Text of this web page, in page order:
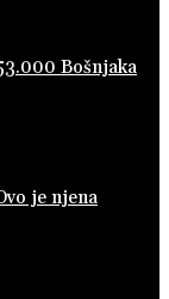
Bošnjaka
je njena